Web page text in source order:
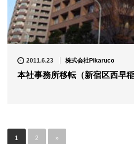
2011.6.23 株式会社Pikaruco
本社事務所移転（新宿区西早
1 2 »